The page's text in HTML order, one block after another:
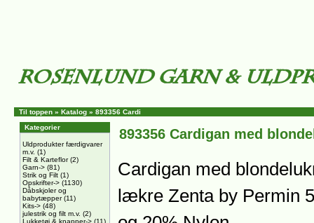
Til toppen » Katalog » 893356 Cardi
Kategorier
Uldprodukter færdigvarer
m.v. (1)
Filt & Karteflor(2)
Garn-> (81)
Strik og Filt (1)
Opskrifter-> (1130)
Dåbskjoler og
babytæpper(11)
Kits-> (48)
julestrik og filt m.v. (2)
Lukketøj & knapper-> (11)
893356 Cardigan med
Cardigan med
lækre Zenta by Permin